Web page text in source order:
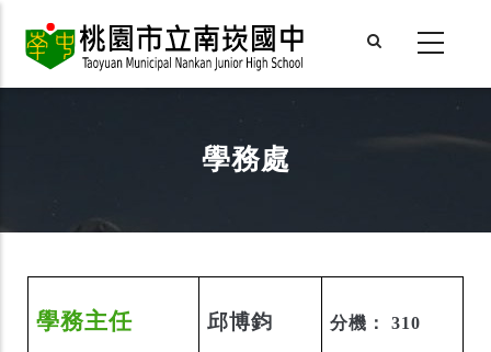
學務處
學務主任 邱博鈞 分機： 310